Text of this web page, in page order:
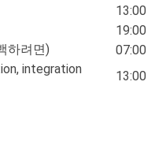
13:00
19:00
하려면)
07:00
integration
13:00